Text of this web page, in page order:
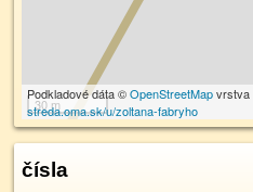
30 m
Podkladové dáta ©OpenStreetMapvrstva
streda.oma.sk/u/zoltana-fabryho
čísla